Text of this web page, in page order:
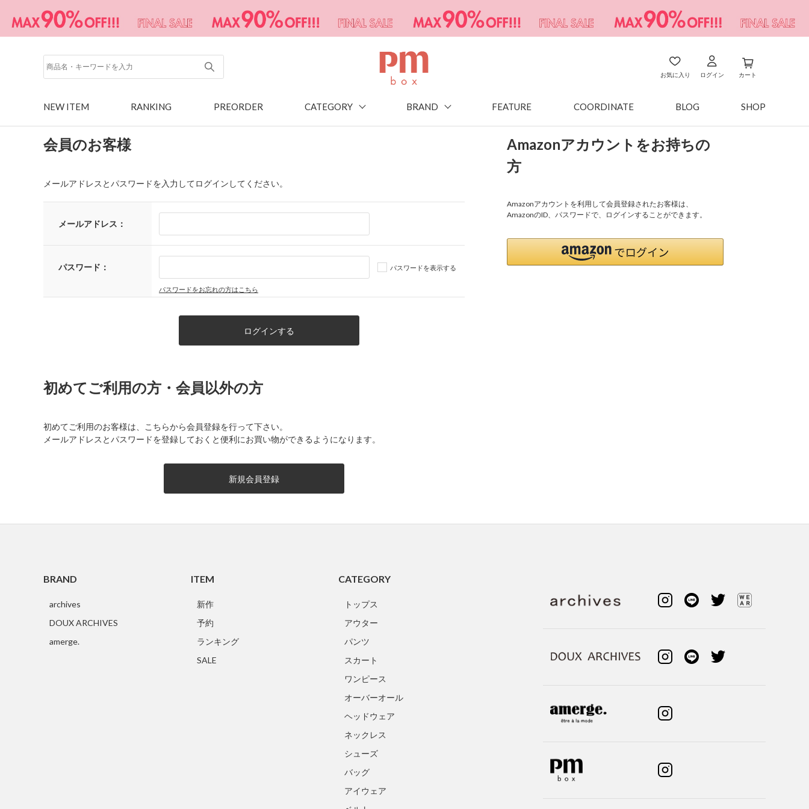
お気に入り ログイン カート
NEW ITEM RANKING PREORDER CATEGORY BRAND FEATURE COORDINATE BLOG SHOP
会員のお客様
メールアドレスとパスワードを入力してログインしてください。
メールアドレス：
パスワード： パスワードを表示する
パスワードをお忘れの方はこちら
Amazonアカウントをお持ちの
方
Amazonアカウントを利用して会員登録されたお客様は、
AmazonのID、パスワードで、ログインすることができます。
初めてご利用の方・会員以外の方
初めてご利用のお客様は、こちらから会員登録を行って下さい。
メールアドレスとパスワードを登録しておくと便利にお買い物ができるようになります。
BRAND
archives
DOUX ARCHIVES
amerge.
ITEM
新作
予約
ランキング
SALE
CATEGORY
トップス
アウター
パンツ
スカート
ワンピース
オーバーオール
ヘッドウェア
ネックレス
シューズ
バッグ
アイウェア